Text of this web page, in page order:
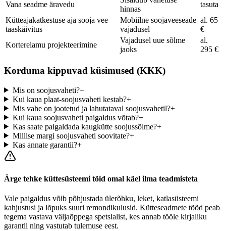
Vana seadme äravedu
hinnas
tasuta
Kütteajakatkestuse aja sooja vee
taaskäivitus
Mobiilne soojaveeseade
vajadusel
al. 65
€
Korterelamu projekteerimine
Vajadusel uue sõlme
jaoks
al.
295 €
Korduma kippuvad küsimused (KKK)
Mis on soojusvaheti?+
Kui kaua plaat-soojusvaheti kestab?+
Mis vahe on jootetud ja lahutataval soojusvahetil?+
Kui kaua soojusvaheti paigaldus võtab?+
Kas saate paigaldada kaugkütte soojussõlme?+
Millise margi soojusvaheti soovitate?+
Kas annate garantii?+
Ärge tehke küttesüsteemi töid omal käel ilma teadmisteta
Vale paigaldus võib põhjustada ülerõhku, leket, katlasüsteemi
kahjustusi ja lõpuks suuri remondikulusid. Kütteseadmete tööd peab
tegema vastava väljaõppega spetsialist, kes annab tööle kirjaliku
garantii ning vastutab tulemuse eest.